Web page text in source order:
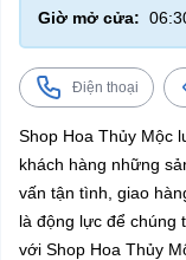
Giờ mở cửa:
Điện thoại
Shop Hoa Thủy Mộc
khách hàng những
vấn tận tình, giao
là động lực để chúng
với Shop Hoa Thủy